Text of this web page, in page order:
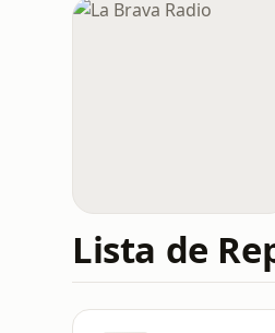
Lista de